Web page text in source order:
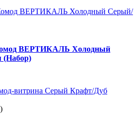
ВЕРТИКАЛЬ Холодный
(Набор)